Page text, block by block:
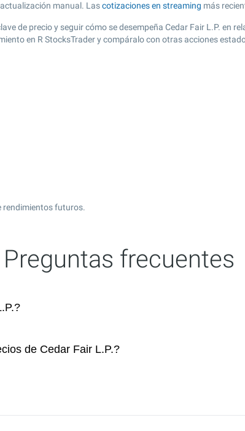
manual. Lascotizaciones en streaming más
de precio y seguir cómo se desempeña Cedar Fair L.P. en
en R StocksTrader y compáralo con otras acciones
rendimientos futuros.
Preguntas frecuentes
de Cedar Fair L.P.?